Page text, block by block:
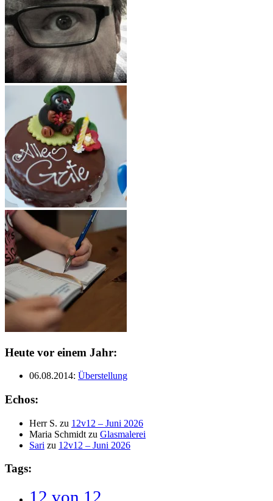
Heute vor einem Jahr:
06.08.2014: Überstellung
Echos:
Herr S. zu 12v12 – Juni 2026
Maria Schmidt zu Glasmalerei
Sari zu 12v12 – Juni 2026
Tags:
12 von 12